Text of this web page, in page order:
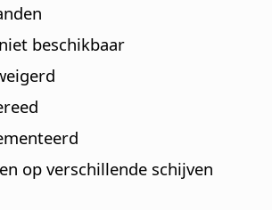
beschikbaar
op verschillende schijven